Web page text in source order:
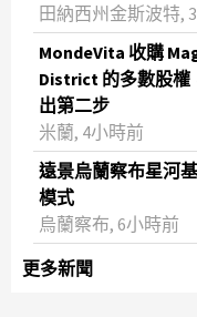
田納西州金斯波特,
MondeVita 收購
District 的多數股權
出第二步
米蘭, 4小時前
遠景烏蘭察布星河
模式
烏蘭察布, 6小時前
更多新聞